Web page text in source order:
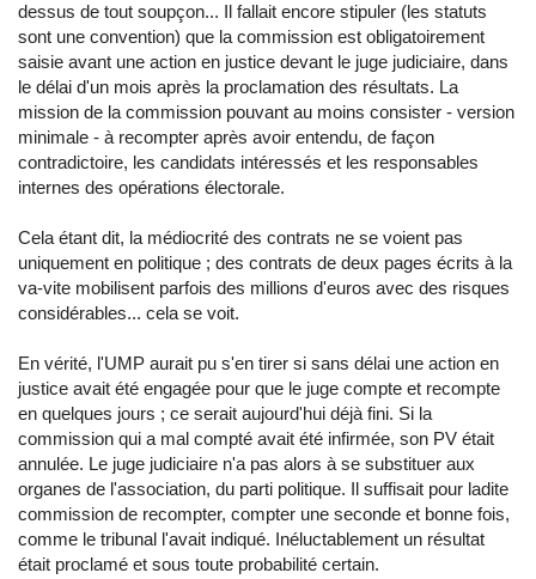
dessus de tout soupçon... Il fallait encore stipuler (les statuts
sont une convention) que la commission est obligatoirement
saisie avant une action en justice devant le juge judiciaire, dans
le délai d'un mois après la proclamation des résultats. La
mission de la commission pouvant au moins consister - version
minimale - à recompter après avoir entendu, de façon
contradictoire, les candidats intéressés et les responsables
internes des opérations électorale.
Cela étant dit, la médiocrité des contrats ne se voient pas
uniquement en politique ; des contrats de deux pages écrits à la
va-vite mobilisent parfois des millions d'euros avec des risques
considérables... cela se voit.
En vérité, l'UMP aurait pu s'en tirer si sans délai une action en
justice avait été engagée pour que le juge compte et recompte
en quelques jours ; ce serait aujourd'hui déjà fini. Si la
commission qui a mal compté avait été infirmée, son PV était
annulée. Le juge judiciaire n'a pas alors à se substituer aux
organes de l'association, du parti politique. Il suffisait pour ladite
commission de recompter, compter une seconde et bonne fois,
comme le tribunal l'avait indiqué. Inéluctablement un résultat
était proclamé et sous toute probabilité certain.